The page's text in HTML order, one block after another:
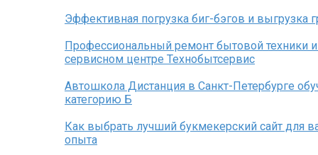
Эффективная погрузка биг-бэгов и выгрузка
Профессиональный ремонт бытовой техники
сервисном центре Технобытсервис
Автошкола Дистанция в Санкт-Петербурге
категорию Б
Как выбрать лучший букмекерский сайт для
опыта